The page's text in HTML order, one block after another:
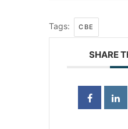
Tags: CBE
SHARE